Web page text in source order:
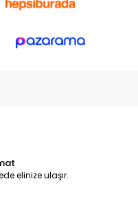
elinize ulaşır.